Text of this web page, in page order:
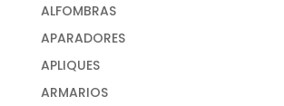
ALFOMBRAS
APARADORES
APLIQUES
ARMARIOS